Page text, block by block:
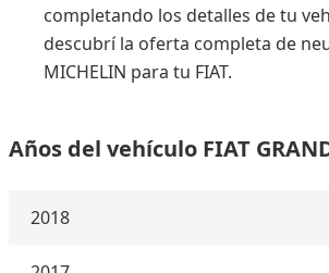
completando los detalles de tu
descubrí la oferta completa de
MICHELIN para tu FIAT.
Años del vehículo FIAT
2018